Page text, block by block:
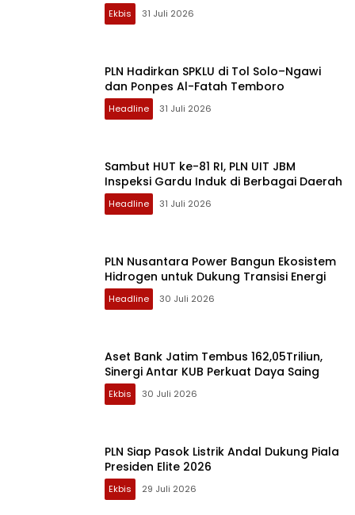
Ekbis 31 Juli 2026
PLN Hadirkan SPKLU di Tol Solo–Ngawi
dan Ponpes Al-Fatah Temboro
Headline 31 Juli 2026
Sambut HUT ke-81 RI, PLN UIT JBM
Inspeksi Gardu Induk di Berbagai Daerah
Headline 31 Juli 2026
PLN Nusantara Power Bangun Ekosistem
Hidrogen untuk Dukung Transisi Energi
Headline 30 Juli 2026
Aset Bank Jatim Tembus 162,05Triliun,
Sinergi Antar KUB Perkuat Daya Saing
Ekbis 30 Juli 2026
PLN Siap Pasok Listrik Andal Dukung Piala
Presiden Elite 2026
Ekbis 29 Juli 2026